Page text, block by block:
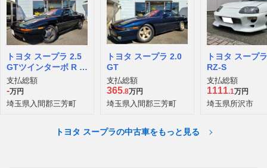
トヨタ スープラ 2.5
GTツインターボ R ワ
イドボディ
支払総額
-万円
埼玉県入間郡三芳町
トヨタ スープラ 2.0
GT
支払総額
365.8万円
埼玉県入間郡三芳町
トヨタ スープ
RZ-S
支払総額
1111.1万円
埼玉県所沢市
トヨタ スープラの中古車をもっと見る